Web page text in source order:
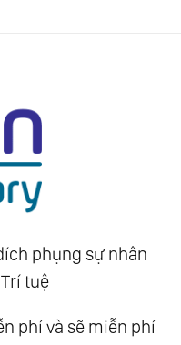
phụng sự nhân
tuệ
phí và sẽ miễn phí